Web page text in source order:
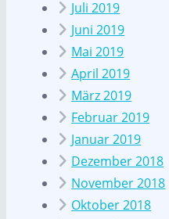
Juli 2019
Juni 2019
Mai 2019
April 2019
März 2019
Februar 2019
Januar 2019
Dezember 2018
November 2018
Oktober 2018